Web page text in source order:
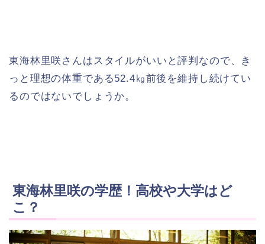
東海林里咲さんはスタイルがいいと評判なので、き
っと理想の体重である52.4㎏前後を維持し続けてい
るのではないでしょうか。
東海林里咲の学歴！高校や大学はど
こ？